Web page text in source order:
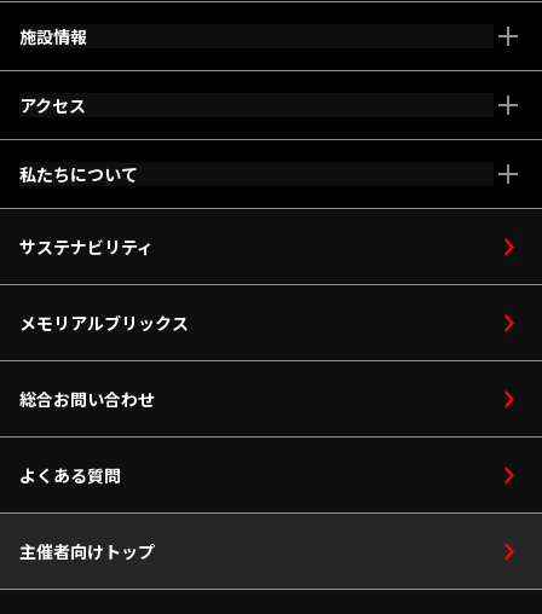
施設情報
施設全体マップ
メインアリーナ
サービス
座席マップ
サブアリーナ
パーク
アクセス
車いす・ベビーカー
私たちについて
アリーナコンセプト
採用情報
サステナビリティ
メモリアルブリックス
総合お問い合わせ
よくある質問
主催者向けトップ